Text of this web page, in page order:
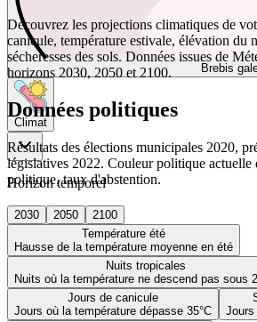
Brebis
Climat
Horizon temporel
2030 2050
2100
Température été
Hausse de la température moyenne en été
Nuits tropicales
Nuits où la température ne descend pas sous
Jours de canicule
Jours où la température dépasse 35°C
Découvrez les projections climatiques de
canicule, température estivale, élévation du
sécheresses des sols. Données issues de
horizons 2030, 2050 et 2100.
Données politiques
Résultats des élections municipales 2020,
législatives 2022. Couleur politique actuelle
politique, taux d'abstention.